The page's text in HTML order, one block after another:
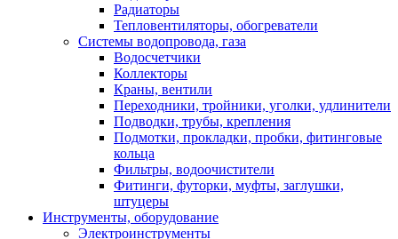
Радиаторы
Тепловентиляторы, обогреватели
Системы водопровода, газа
Водосчетчики
Коллекторы
Краны, вентили
Переходники, тройники, уголки, удлинители
Подводки, трубы, крепления
Подмотки, прокладки, пробки, фитинговые
кольца
Фильтры, водоочистители
Фитинги, футорки, муфты, заглушки,
штуцеры
Инструменты, оборудование
Электроинструменты